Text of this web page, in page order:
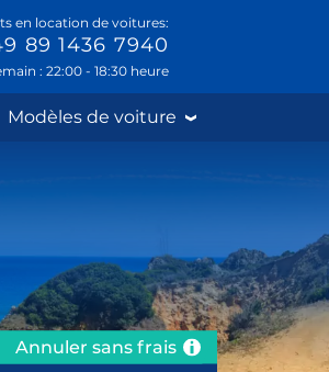
en location de voitures:
89 1436 7940
: 22:00 - 18:30 heure
Modèles de voiture
Annuler sans frais